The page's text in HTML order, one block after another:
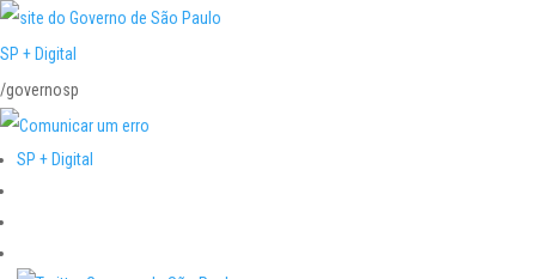
SP + Digital
/governosp
SP + Digital